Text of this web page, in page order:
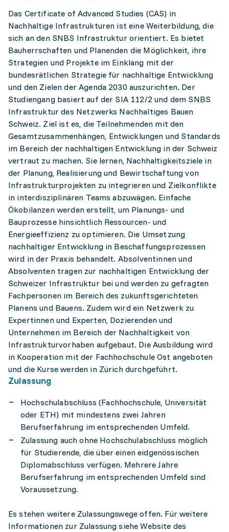
Das Certificate of Advanced Studies (CAS) in
Nachhaltige Infrastrukturen ist eine Weiterbildung, die
sich an den SNBS Infrastruktur orientiert. Es bietet
Bauherrschaften und Planenden die Möglichkeit, ihre
Strategien und Projekte im Einklang mit der
bundesrätlichen Strategie für nachhaltige Entwicklung
und den Zielen der Agenda 2030 auszurichten. Der
Studiengang basiert auf der SIA 112/2 und dem SNBS
Infrastruktur des Netzwerks Nachhaltiges Bauen
Schweiz. Ziel ist es, die Teilnehmenden mit den
Gesamtzusammenhängen, Entwicklungen und Standards
im Bereich der nachhaltigen Entwicklung in der Schweiz
vertraut zu machen. Sie lernen, Nachhaltigkeitsziele in
der Planung, Realisierung und Bewirtschaftung von
Infrastrukturprojekten zu integrieren und Zielkonflikte
in interdisziplinären Teams abzuwägen. Einfache
Ökobilanzen werden erstellt, um Planungs- und
Bauprozesse hinsichtlich Ressourcen- und
Energieeffizienz zu optimieren. Die Umsetzung
nachhaltiger Entwicklung in Beschaffungsprozessen
wird in der Praxis behandelt. Absolventinnen und
Absolventen tragen zur nachhaltigen Entwicklung der
Schweizer Infrastruktur bei und werden zu gefragten
Fachpersonen im Bereich des zukunftsgerichteten
Planens und Bauens. Zudem wird ein Netzwerk zu
Expertinnen und Experten, Dozierenden und
Unternehmen im Bereich der Nachhaltigkeit von
Infrastrukturvorhaben aufgebaut. Die Ausbildung wird
in Kooperation mit der Fachhochschule Ost angeboten
und die Kurse werden in Zürich durchgeführt.
Zulassung
Hochschulabschluss (Fachhochschule, Universität
oder ETH) mit mindestens zwei Jahren
Berufserfahrung im entsprechenden Umfeld.
Zulassung auch ohne Hochschulabschluss möglich
für Studierende, die über einen eidgenössischen
Diplomabschluss verfügen. Mehrere Jahre
Berufserfahrung im entsprechenden Umfeld sind
Voraussetzung.
Es stehen weitere Zulassungswege offen. Für weitere
Informationen zur Zulassung siehe Website des